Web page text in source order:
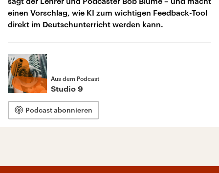
einen Vorschlag, wie KI zum wichtigen Feedback-Tool
direkt im Deutschunterricht werden kann.
Aus dem Podcast
Studio 9
Podcast abonnieren